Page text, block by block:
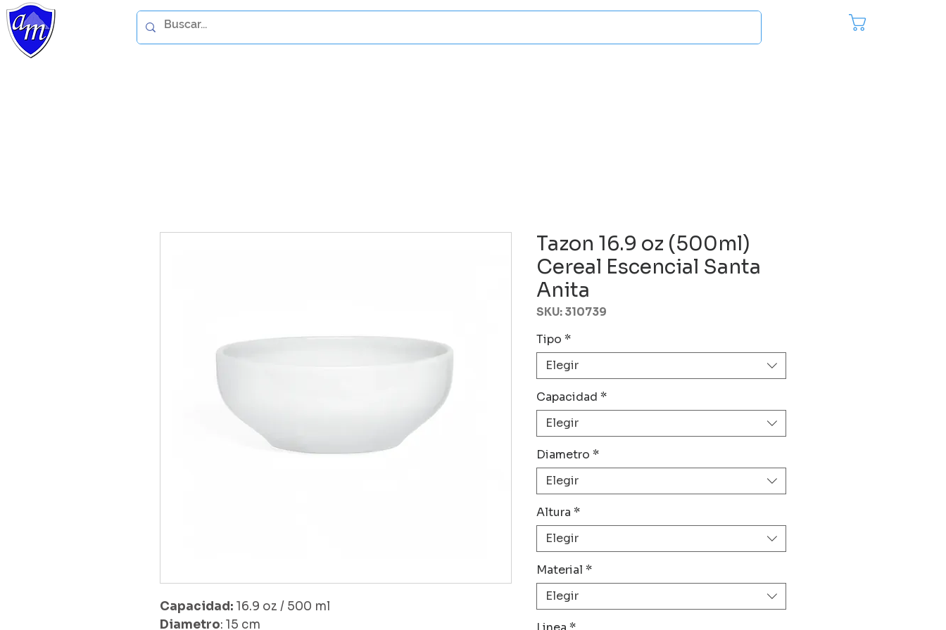
Capacidad: 16.9 oz / 500 ml
Diametro: 15 cm
Tazon 16.9 oz (500ml)
Cereal Escencial Santa
Anita
SKU: 310739
Tipo *
Elegir
Capacidad *
Elegir
Diametro *
Elegir
Altura *
Elegir
Material *
Elegir